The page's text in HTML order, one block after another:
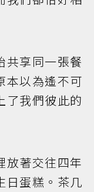
共享同一張餐
本以為遙不可
了我們彼此的
放著交往四年
日蛋糕。茶几